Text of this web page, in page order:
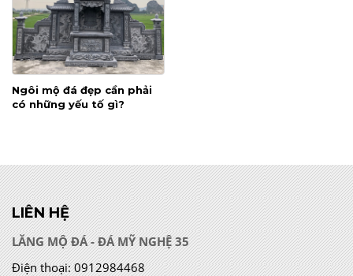
Ngôi mộ đá đẹp cần phải
có những yếu tố gì?
LIÊN HỆ
LĂNG MỘ ĐÁ - ĐÁ MỸ NGHỆ 35
Điện thoại: 0912984468